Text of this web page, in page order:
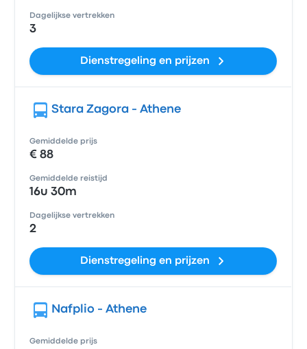
Dagelijkse vertrekken
3
Dienstregeling en prijzen
Stara Zagora - Athene
Gemiddelde prijs
€ 88
Gemiddelde reistijd
16u 30m
Dagelijkse vertrekken
2
Dienstregeling en prijzen
Nafplio - Athene
Gemiddelde prijs